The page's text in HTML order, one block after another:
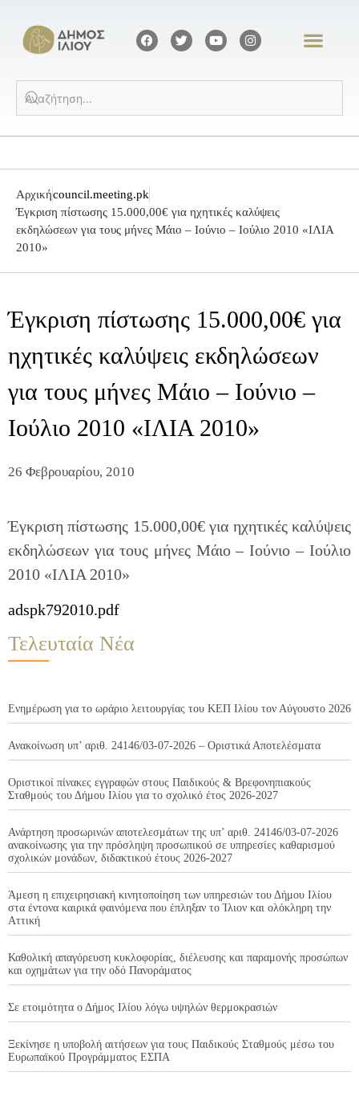
Αρχικήcouncil.meeting.pk
Έγκριση πίστωσης 15.000,00€ για ηχητικές καλύψεις
εκδηλώσεων για τους μήνες Μάιο – Ιούνιο – Ιούλιο 2010 «ΙΛΙΑ
2010»
Έγκριση πίστωσης 15.000,00€ για
ηχητικές καλύψεις εκδηλώσεων
για τους μήνες Μάιο – Ιούνιο –
Ιούλιο 2010 «ΙΛΙΑ 2010»
26 Φεβρουαρίου, 2010
Έγκριση πίστωσης 15.000,00€ για ηχητικές καλύψεις
εκδηλώσεων για τους μήνες Μάιο – Ιούνιο – Ιούλιο
2010 «ΙΛΙΑ 2010»
adspk792010.pdf
Τελευταία Νέα
Ενημέρωση για το ωράριο λειτουργίας του ΚΕΠ Ιλίου τον Αύγουστο 2026
Ανακοίνωση υπ’ αριθ. 24146/03-07-2026 – Οριστικά Αποτελέσματα
Οριστικοί πίνακες εγγραφών στους Παιδικούς & Βρεφονηπιακούς
Σταθμούς του Δήμου Ιλίου για το σχολικό έτος 2026-2027
Ανάρτηση προσωρινών αποτελεσμάτων της υπ’ αριθ. 24146/03-07-2026
ανακοίνωσης για την πρόσληψη προσωπικού σε υπηρεσίες καθαρισμού
σχολικών μονάδων, διδακτικού έτους 2026-2027
Άμεση η επιχειρησιακή κινητοποίηση των υπηρεσιών του Δήμου Ιλίου
στα έντονα καιρικά φαινόμενα που έπληξαν το Ίλιον και ολόκληρη την
Αττική
Καθολική απαγόρευση κυκλοφορίας, διέλευσης και παραμονής προσώπων
και οχημάτων για την οδό Πανοράματος
Σε ετοιμότητα ο Δήμος Ιλίου λόγω υψηλών θερμοκρασιών
Ξεκίνησε η υποβολή αιτήσεων για τους Παιδικούς Σταθμούς μέσω του
Ευρωπαϊκού Προγράμματος ΕΣΠΑ